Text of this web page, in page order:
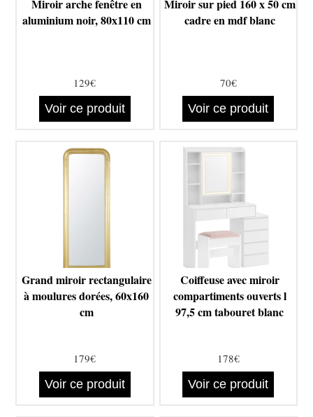
Miroir arche fenêtre en
aluminium noir, 80x110 cm
129€
Voir ce produit
Miroir sur pied 160 x 50 cm
cadre en mdf blanc
70€
Voir ce produit
Grand miroir rectangulaire
à moulures dorées, 60x160
cm
179€
Voir ce produit
Coiffeuse avec miroir
compartiments ouverts l
97,5 cm tabouret blanc
178€
Voir ce produit